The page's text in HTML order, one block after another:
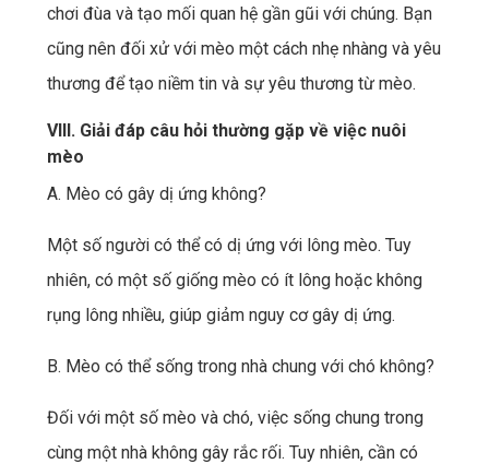
chơi đùa và tạo mối quan hệ gần gũi với chúng. Bạn
cũng nên đối xử với mèo một cách nhẹ nhàng và yêu
thương để tạo niềm tin và sự yêu thương từ mèo.
VIII. Giải đáp câu hỏi thường gặp về việc nuôi
mèo
A. Mèo có gây dị ứng không?
Một số người có thể có dị ứng với lông mèo. Tuy
nhiên, có một số giống mèo có ít lông hoặc không
rụng lông nhiều, giúp giảm nguy cơ gây dị ứng.
B. Mèo có thể sống trong nhà chung với chó không?
Đối với một số mèo và chó, việc sống chung trong
cùng một nhà không gây rắc rối. Tuy nhiên, cần có